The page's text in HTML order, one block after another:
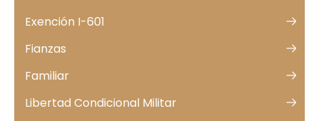
Exención I-601
Fianzas
Familiar
Libertad Condicional Militar